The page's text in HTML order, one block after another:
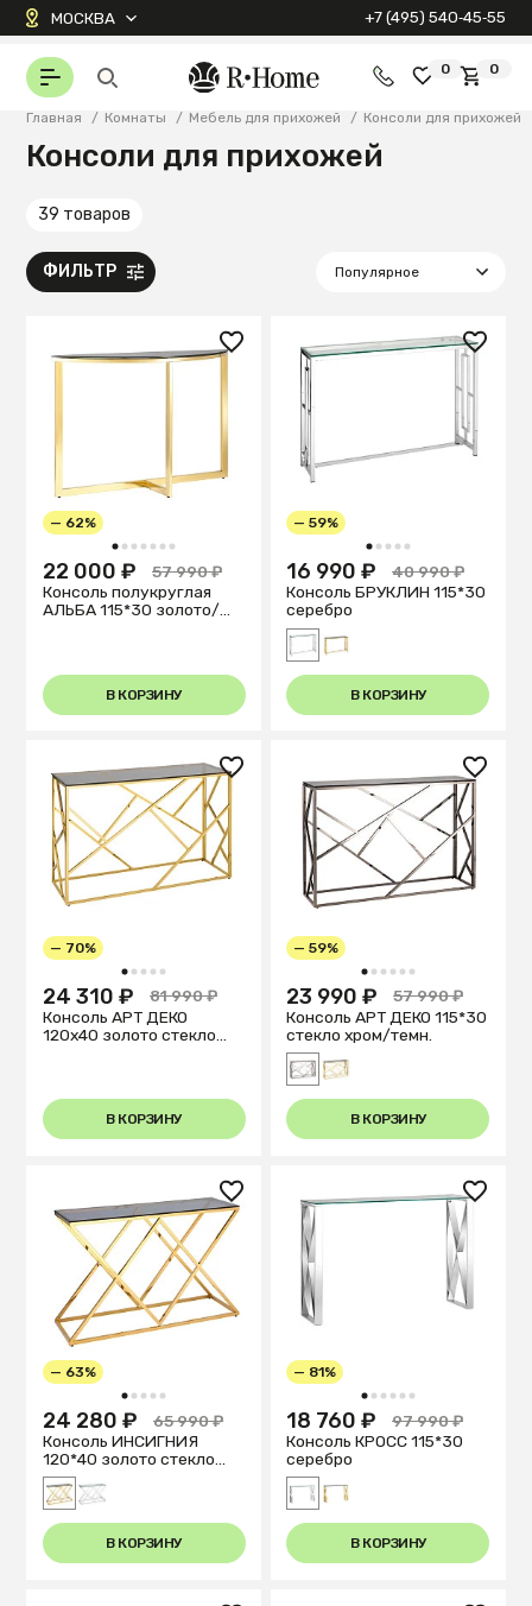
МОСКВА +7 (495) 540‑45‑55
0 0
Главная / Комнаты / Мебель для прихожей / Консоли для прихожей
Консоли для прихожей
39 товаров
ФИЛЬТР
1 2 3 4 5 6 7
— 62%
22 000 ₽
57 990 ₽
Консоль полукруглая
АЛЬБА 115*30 золото/
В КОРЗИНУ
1 2 3 4 5
— 59%
16 990 ₽
40 990 ₽
Консоль БРУКЛИН 115*30
серебро
В КОРЗИНУ
1 2 3 4 5
— 70%
24 310 ₽
81 990 ₽
Консоль АРТ ДЕКО
120х40 золото стекло
В КОРЗИНУ
1 2 3 4 5 6
— 59%
23 990 ₽
57 990 ₽
Консоль АРТ ДЕКО 115*30
стекло хром/темн.
В КОРЗИНУ
1 2 3 4 5
— 63%
24 280 ₽
65 990 ₽
Консоль ИНСИГНИЯ
120*40 золото стекло
smoke
В КОРЗИНУ
1 2 3 4 5 6
— 81%
18 760 ₽
97 990 ₽
Консоль КРОСС 115*30
серебро
В КОРЗИНУ